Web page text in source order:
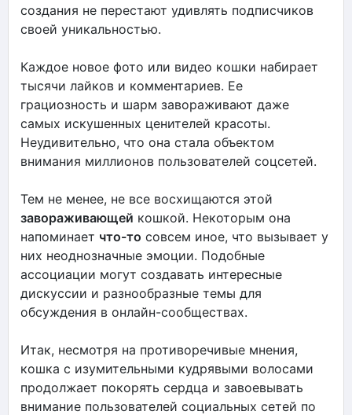
создания не перестают удивлять подписчиков
своей уникальностью.
Каждое новое фото или видео кошки набирает
тысячи лайков и комментариев. Ее
грациозность и шарм завораживают даже
самых искушенных ценителей красоты.
Неудивительно, что она стала объектом
внимания миллионов пользователей соцсетей.
Тем не менее, не все восхищаются этой
завораживающей кошкой. Некоторым она
напоминает что-то совсем иное, что вызывает у
них неоднозначные эмоции. Подобные
ассоциации могут создавать интересные
дискуссии и разнообразные темы для
обсуждения в онлайн-сообществах.
Итак, несмотря на противоречивые мнения,
кошка с изумительными кудрявыми волосами
продолжает покорять сердца и завоевывать
внимание пользователей социальных сетей по